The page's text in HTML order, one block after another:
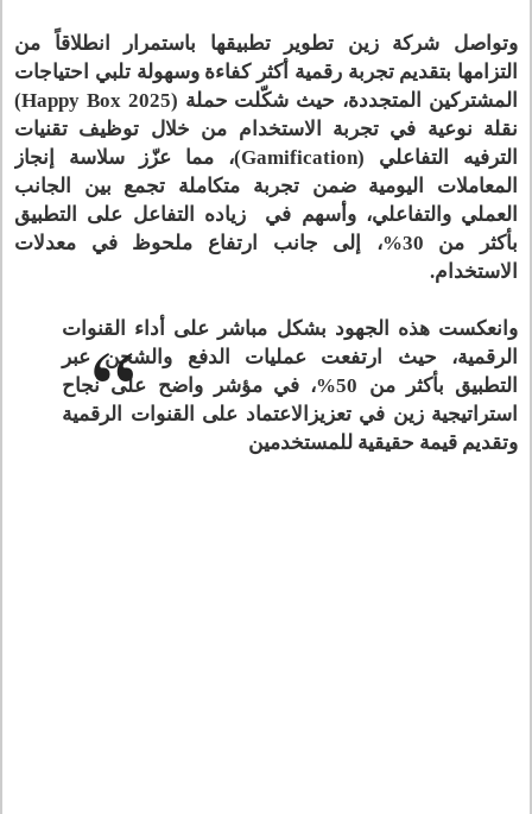
وتواصل شركة زين تطوير تطبيقها باستمرار انطلاقاً من
التزامها بتقديم تجربة رقمية أكثر كفاءة وسهولة تلبي احتياجات
المشتركين المتجددة، حيث شكّلت حملة (Happy Box 2025)
نقلة نوعية في تجربة الاستخدام من خلال توظيف تقنيات
الترفيه التفاعلي (Gamification)، مما عزّز سلاسة إنجاز
المعاملات اليومية ضمن تجربة متكاملة تجمع بين الجانب
العملي والتفاعلي، وأسهم في زياده التفاعل على التطبيق
بأكثر من 30%، إلى جانب ارتفاع ملحوظ في معدلات
الاستخدام.
وانعكست هذه الجهود بشكل مباشر على أداء القنوات
الرقمية، حيث ارتفعت عمليات الدفع والشحن عبر
التطبيق بأكثر من 50%، في مؤشر واضح على نجاح
استراتيجية زين في تعزيزالاعتماد على القنوات الرقمية
وتقديم قيمة حقيقية للمستخدمين